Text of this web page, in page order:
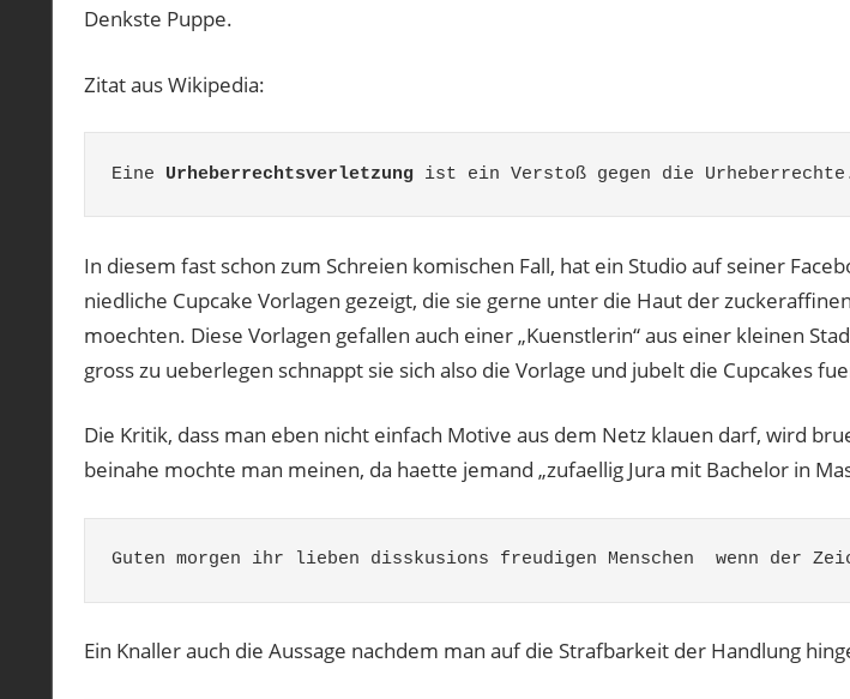
Denkste Puppe.
Zitat aus Wikipedia:
Eine Urheberrechtsverletzung ist ein Verstoß gegen die
In diesem fast schon zum Schreien komischen Fall, hat ein Studio auf seiner
niedliche Cupcake Vorlagen gezeigt, die sie gerne unter die Haut der
moechten. Diese Vorlagen gefallen auch einer „Kuenstlerin“ aus einer kleinen
gross zu ueberlegen schnappt sie sich also die Vorlage und jubelt die Cupcakes
Die Kritik, dass man eben nicht einfach Motive aus dem Netz klauen darf, wird
beinahe mochte man meinen, da haette jemand „zufaellig Jura mit Bachelor in
Guten morgen ihr lieben disskusions freudigen Menschen  wenn
Ein Knaller auch die Aussage nachdem man auf die Strafbarkeit der Handlung